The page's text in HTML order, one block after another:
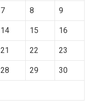
7 8 9
14 15 16
21 22 23
28 29 30